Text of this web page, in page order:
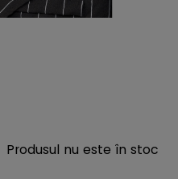
Produsul nu este în stoc